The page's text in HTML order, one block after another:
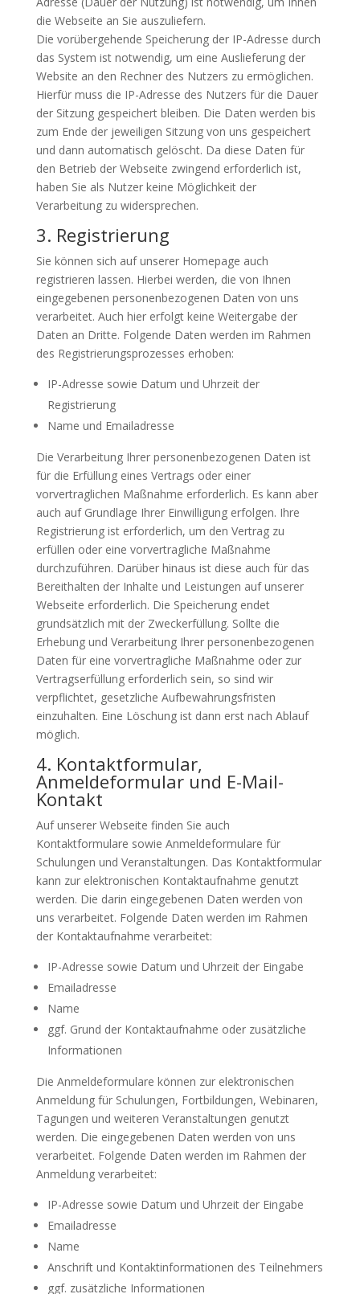
die Webseite an Sie auszuliefern.
Die vorübergehende Speicherung der IP-Adresse durch
das System ist notwendig, um eine Auslieferung der
Website an den Rechner des Nutzers zu ermöglichen.
Hierfür muss die IP-Adresse des Nutzers für die Dauer
der Sitzung gespeichert bleiben. Die Daten werden bis
zum Ende der jeweiligen Sitzung von uns gespeichert
und dann automatisch gelöscht. Da diese Daten für
den Betrieb der Webseite zwingend erforderlich ist,
haben Sie als Nutzer keine Möglichkeit der
Verarbeitung zu widersprechen.
3. Registrierung
Sie können sich auf unserer Homepage auch
registrieren lassen. Hierbei werden, die von Ihnen
eingegebenen personenbezogenen Daten von uns
verarbeitet. Auch hier erfolgt keine Weitergabe der
Daten an Dritte. Folgende Daten werden im Rahmen
des Registrierungsprozesses erhoben:
IP-Adresse sowie Datum und Uhrzeit der
Registrierung
Name und Emailadresse
Die Verarbeitung Ihrer personenbezogenen Daten ist
für die Erfüllung eines Vertrags oder einer
vorvertraglichen Maßnahme erforderlich. Es kann aber
auch auf Grundlage Ihrer Einwilligung erfolgen. Ihre
Registrierung ist erforderlich, um den Vertrag zu
erfüllen oder eine vorvertragliche Maßnahme
durchzuführen. Darüber hinaus ist diese auch für das
Bereithalten der Inhalte und Leistungen auf unserer
Webseite erforderlich. Die Speicherung endet
grundsätzlich mit der Zweckerfüllung. Sollte die
Erhebung und Verarbeitung Ihrer personenbezogenen
Daten für eine vorvertragliche Maßnahme oder zur
Vertragserfüllung erforderlich sein, so sind wir
verpflichtet, gesetzliche Aufbewahrungsfristen
einzuhalten. Eine Löschung ist dann erst nach Ablauf
möglich.
4. Kontaktformular,
Anmeldeformular und E-Mail-
Kontakt
Auf unserer Webseite finden Sie auch
Kontaktformulare sowie Anmeldeformulare für
Schulungen und Veranstaltungen. Das Kontaktformular
kann zur elektronischen Kontaktaufnahme genutzt
werden. Die darin eingegebenen Daten werden von
uns verarbeitet. Folgende Daten werden im Rahmen
der Kontaktaufnahme verarbeitet:
IP-Adresse sowie Datum und Uhrzeit der Eingabe
Emailadresse
Name
ggf. Grund der Kontaktaufnahme oder zusätzliche
Informationen
Die Anmeldeformulare können zur elektronischen
Anmeldung für Schulungen, Fortbildungen, Webinaren,
Tagungen und weiteren Veranstaltungen genutzt
werden. Die eingegebenen Daten werden von uns
verarbeitet. Folgende Daten werden im Rahmen der
Anmeldung verarbeitet:
IP-Adresse sowie Datum und Uhrzeit der Eingabe
Emailadresse
Name
Anschrift und Kontaktinformationen des Teilnehmers
ggf. zusätzliche Informationen